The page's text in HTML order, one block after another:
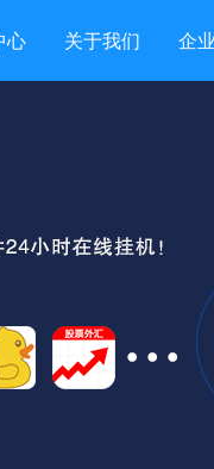
心 关于我们 企